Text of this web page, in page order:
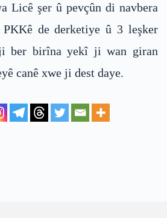
Licê şer û pevçûn di navbera
de derketiye û 3 leşker
ber birîna yekî ji wan giran
canê xwe ji dest daye.